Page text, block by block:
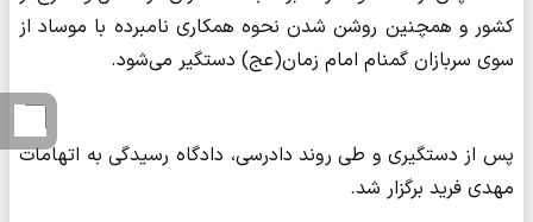
کشور و همچنین روشن شدن نحوه همکاری نامبرده با موساد از
سوی سربازان گمنام امام زمان(عج) دستگیر می‌شود.
پس از دستگیری و طی روند دادرسی، دادگاه رسیدگی به اتهامات
مهدی فرید برگزار شد.